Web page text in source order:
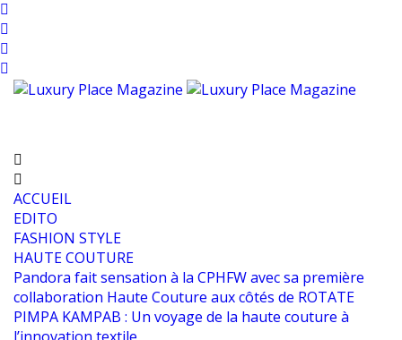
ACCUEIL
EDITO
FASHION STYLE
HAUTE COUTURE
Pandora fait sensation à la CPHFW avec sa première
collaboration Haute Couture aux côtés de ROTATE
PIMPA KAMPAB : Un voyage de la haute couture à